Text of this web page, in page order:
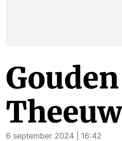
6 september 2024 | 16:42